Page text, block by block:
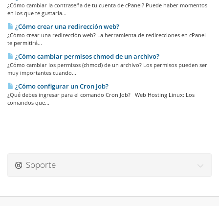
¿Cómo cambiar la contraseña de tu cuenta de cPanel? Puede haber momentos
en los que te gustaría...
¿Cómo crear una redirección web?
¿Cómo crear una redirección web? La herramienta de redirecciones en cPanel
te permitirá...
¿Cómo cambiar permisos chmod de un archivo?
¿Cómo cambiar los permisos (chmod) de un archivo? Los permisos pueden ser
muy importantes cuando...
¿Cómo configurar un Cron Job?
¿Qué debes ingresar para el comando Cron Job? Web Hosting Linux: Los
comandos que...
Soporte